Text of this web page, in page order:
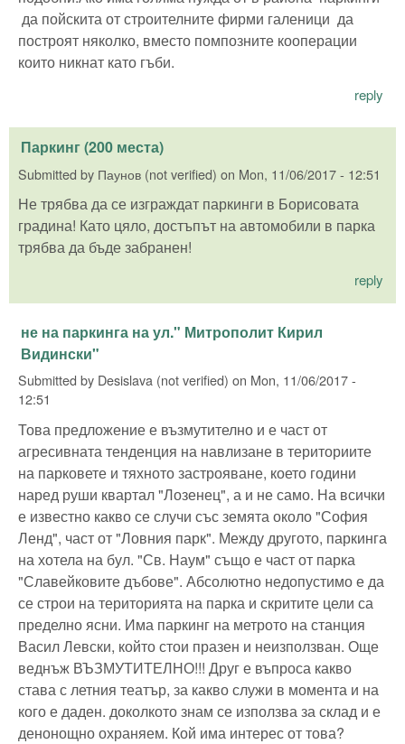
да пойскита от строителните фирми галеници да
построят няколко, вместо помпозните кооперации
които никнат като гъби.
reply
Паркинг (200 места)
Submitted by Паунов (not verified) on Mon, 11/06/2017 - 12:51
Не трябва да се изграждат паркинги в Борисовата
градина! Като цяло, достъпът на автомобили в парка
трябва да бъде забранен!
reply
не на паркинга на ул." Митрополит Кирил
Видински"
Submitted by Desislava (not verified) on Mon, 11/06/2017 -
12:51
Това предложение е възмутително и е част от
агресивната тенденция на навлизане в териториите
на парковете и тяхното застрояване, което години
наред руши квартал "Лозенец", а и не само. На всички
е известно какво се случи със земята около "София
Ленд", част от "Ловния парк". Между другото, паркинга
на хотела на бул. "Св. Наум" също е част от парка
"Славейковите дъбове". Абсолютно недопустимо е да
се строи на територията на парка и скритите цели са
пределно ясни. Има паркинг на метрото на станция
Васил Левски, който стои празен и неизползван. Още
веднъж ВЪЗМУТИТЕЛНО!!! Друг е въпроса какво
става с летния театър, за какво служи в момента и на
кого е даден. доколкото знам се използва за склад и е
денонощно охраняем. Кой има интерес от това?